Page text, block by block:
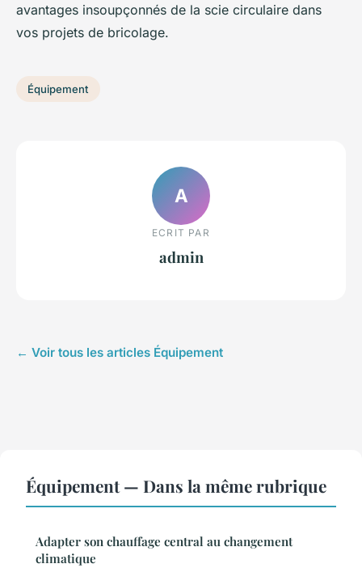
avantages insoupçonnés de la scie circulaire dans
vos projets de bricolage.
Équipement
A
ECRIT PAR
admin
← Voir tous les articles Équipement
Équipement — Dans la même rubrique
Adapter son chauffage central au changement
climatique